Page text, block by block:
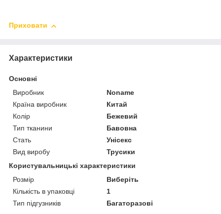
Приховати
Характеристики
Основні
Виробник
Noname
Країна виробник
Китай
Колір
Бежевий
Тип тканини
Бавовна
Стать
Унісекс
Вид виробу
Трусики
Користувальницькі характеристики
Розмір
Виберіть
Кількість в упаковці
1
Тип підгузників
Багаторазові